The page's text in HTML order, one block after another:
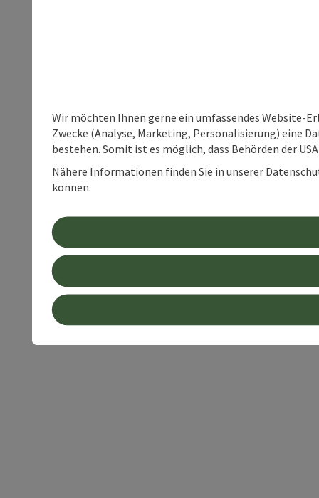
Wir möchten Ihnen gerne ein umfassendes Website-
Zwecke (Analyse, Marketing, Personalisierung) eine
bestehen. Somit ist es möglich, dass Behörden der
Nähere Informationen finden Sie in unserer
können.